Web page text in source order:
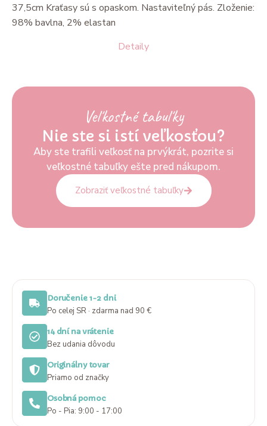
Detaily
37,5cm Kraťasy sú s opaskom. Nastaviteľný pás. Zloženie:
98% bavlna, 2% elastan
Veľkostné tabuľky
Nie ste si istí veľkosťou?
Aby ste trafili veľkosť na prvýkrát, pozrite si
veľkostné tabuľky ešte pred nákupom.
Zobraziť veľkostné tabuľky
Doručenie 1-2 dni
Po celej SR · zdarma nad 90 €
14 dní na vrátenie
Bez udania dôvodu
Originálny tovar
Priamo od značky
Osobná pomoc
Po - Pia: 9:00 - 17:00